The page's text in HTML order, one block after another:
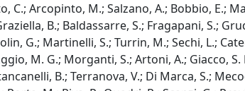
Arcopinto, M.; Salzano, A.; Bobbio, E.;
B.; Baldassarre, S.; Fragapani, S.;
G.; Martinelli, S.; Turrin, M.; Sechi, L.;
M. G.; Morganti, S.; Artoni, A.; Giacco,
B.; Terranova, V.; Di Marca, S.;